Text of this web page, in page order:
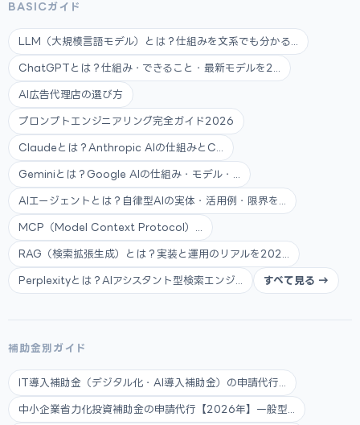
BASICガイド
LLM（大規模言語モデル）とは？仕組みを文系でも分かる...
ChatGPTとは？仕組み・できること・最新モデルを2...
AI広告代理店の選び方
プロンプトエンジニアリング完全ガイド2026
Claudeとは？Anthropic AIの仕組みとC...
Geminiとは？Google AIの仕組み・モデル・...
AIエージェントとは？自律型AIの実体・活用例・限界を...
MCP（Model Context Protocol）...
RAG（検索拡張生成）とは？実装と運用のリアルを202...
Perplexityとは？AIアシスタント型検索エンジ... すべて見る →
補助金別ガイド
IT導入補助金（デジタル化・AI導入補助金）の申請代行...
中小企業省力化投資補助金の申請代行【2026年】一般型...